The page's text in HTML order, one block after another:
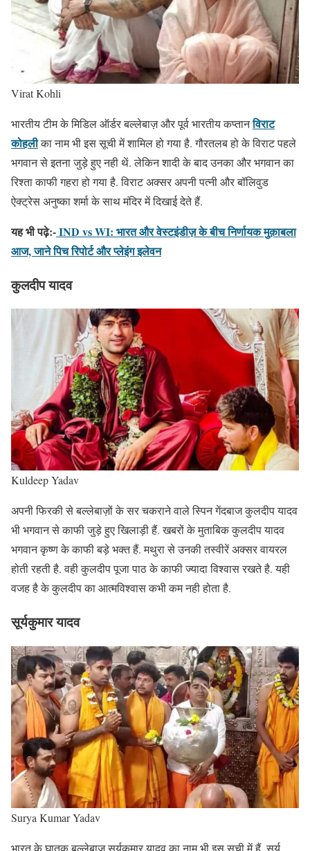
Virat Kohli
भारतीय टीम के मिडिल ऑर्डर बल्लेबाज़ और पूर्व भारतीय कप्तानविराट
कोहलीका नाम भी इस सूची में शामिल हो गया है. गौरतलब हो के विराट पहले
भगवान से इतना जुड़े हुए नही थें. लेकिन शादी के बाद उनका और भगवान का
रिश्ता काफी गहरा हो गया है. विराट अक्सर अपनी पत्नी और बॉलिवुड
ऐक्ट्रेस अनुष्का शर्मा के साथ मंदिर में दिखाई देते हैं.
यह भी पढ़े:-IND vs WI: भारत और वेस्टइंडीज़ के बीच निर्णायक मुक़ाबला
आज, जाने पिच रिपोर्ट और प्लेइंग इलेवन
कुलदीप यादव
Kuldeep Yadav
अपनी फिरकी से बल्लेबाज़ों के सर चकराने वाले स्पिन गेंदबाज कुलदीप यादव
भी भगवान से काफी जुड़े हुए खिलाड़ी हैं. खबरों के मुताबिक कुलदीप यादव
भगवान कृष्ण के काफी बड़े भक्त हैं. मथुरा से उनकी तस्वीरें अक्सर वायरल
होती रहती है. वही कुलदीप पूजा पाठ के काफी ज्यादा विश्वास रखते है. यही
वजह है के कुलदीप का आत्मविश्वास कभी कम नही होता है.
सूर्यकुमार यादव
Surya Kumar Yadav
भारत के घातक बल्लेबाज़ सूर्यकुमार यादव का नाम भी इस सूची में हैं. सूर्य